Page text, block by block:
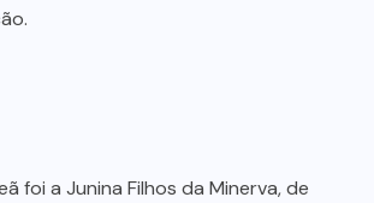
foi a Junina Filhos da Minerva, de